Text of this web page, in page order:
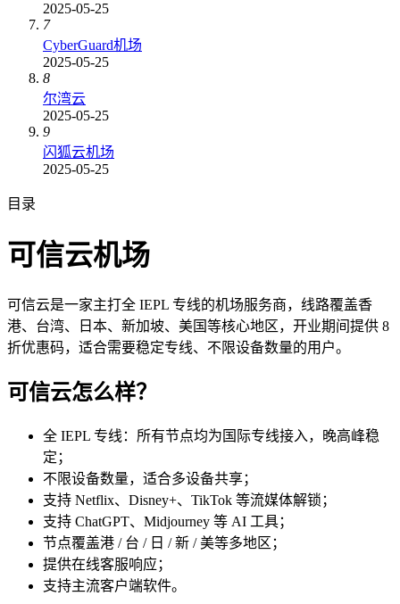
2025-05-25
7
CyberGuard机场
2025-05-25
8
尔湾云
2025-05-25
9
闪狐云机场
2025-05-25
目录
可信云机场
可信云是一家主打全 IEPL 专线的机场服务商，线路覆盖香
港、台湾、日本、新加坡、美国等核心地区，开业期间提供 8
折优惠码，适合需要稳定专线、不限设备数量的用户。
可信云怎么样？
全 IEPL 专线：所有节点均为国际专线接入，晚高峰稳
定；
不限设备数量，适合多设备共享；
支持 Netflix、Disney+、TikTok 等流媒体解锁；
支持 ChatGPT、Midjourney 等 AI 工具；
节点覆盖港 / 台 / 日 / 新 / 美等多地区；
提供在线客服响应；
支持主流客户端软件。